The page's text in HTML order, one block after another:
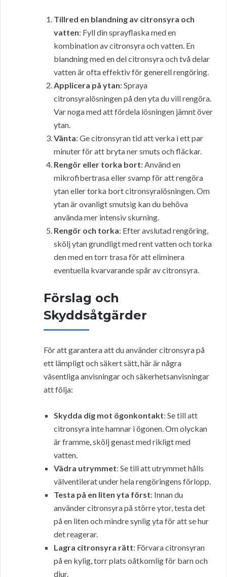
Tillred en blandning av citronsyra och
vatten: Fyll din sprayflaska med en
kombination av citronsyra och vatten. En
blandning med en del citronsyra och två delar
vatten är ofta effektiv för generell rengöring.
Applicera på ytan: Spraya
citronsyralösningen på den yta du vill rengöra.
Var noga med att fördela lösningen jämnt över
ytan.
Vänta: Ge citronsyran tid att verka i ett par
minuter för att bryta ner smuts och fläckar.
Rengör eller torka bort: Använd en
mikrofibertrasa eller svamp för att rengöra
ytan eller torka bort citronsyralösningen. Om
ytan är ovanligt smutsig kan du behöva
använda mer intensiv skurning.
Rengör och torka: Efter avslutad rengöring,
skölj ytan grundligt med rent vatten och torka
den med en torr trasa för att eliminera
eventuella kvarvarande spår av citronsyra.
Förslag och
Skyddsåtgärder
För att garantera att du använder citronsyra på
ett lämpligt och säkert sätt, här är några
väsentliga anvisningar och säkerhetsanvisningar
att följa:
Skydda dig mot ögonkontakt: Se till att
citronsyra inte hamnar i ögonen. Om olyckan
är framme, skölj genast med rikligt med
vatten.
Vädra utrymmet: Se till att utrymmet hålls
välventilerat under hela rengöringens förlopp.
Testa på en liten yta först: Innan du
använder citronsyra på större ytor, testa det
på en liten och mindre synlig yta för att se hur
det reagerar.
Lagra citronsyra rätt: Förvara citronsyran
på en kylig, torr plats oåtkomlig för barn och
djur.